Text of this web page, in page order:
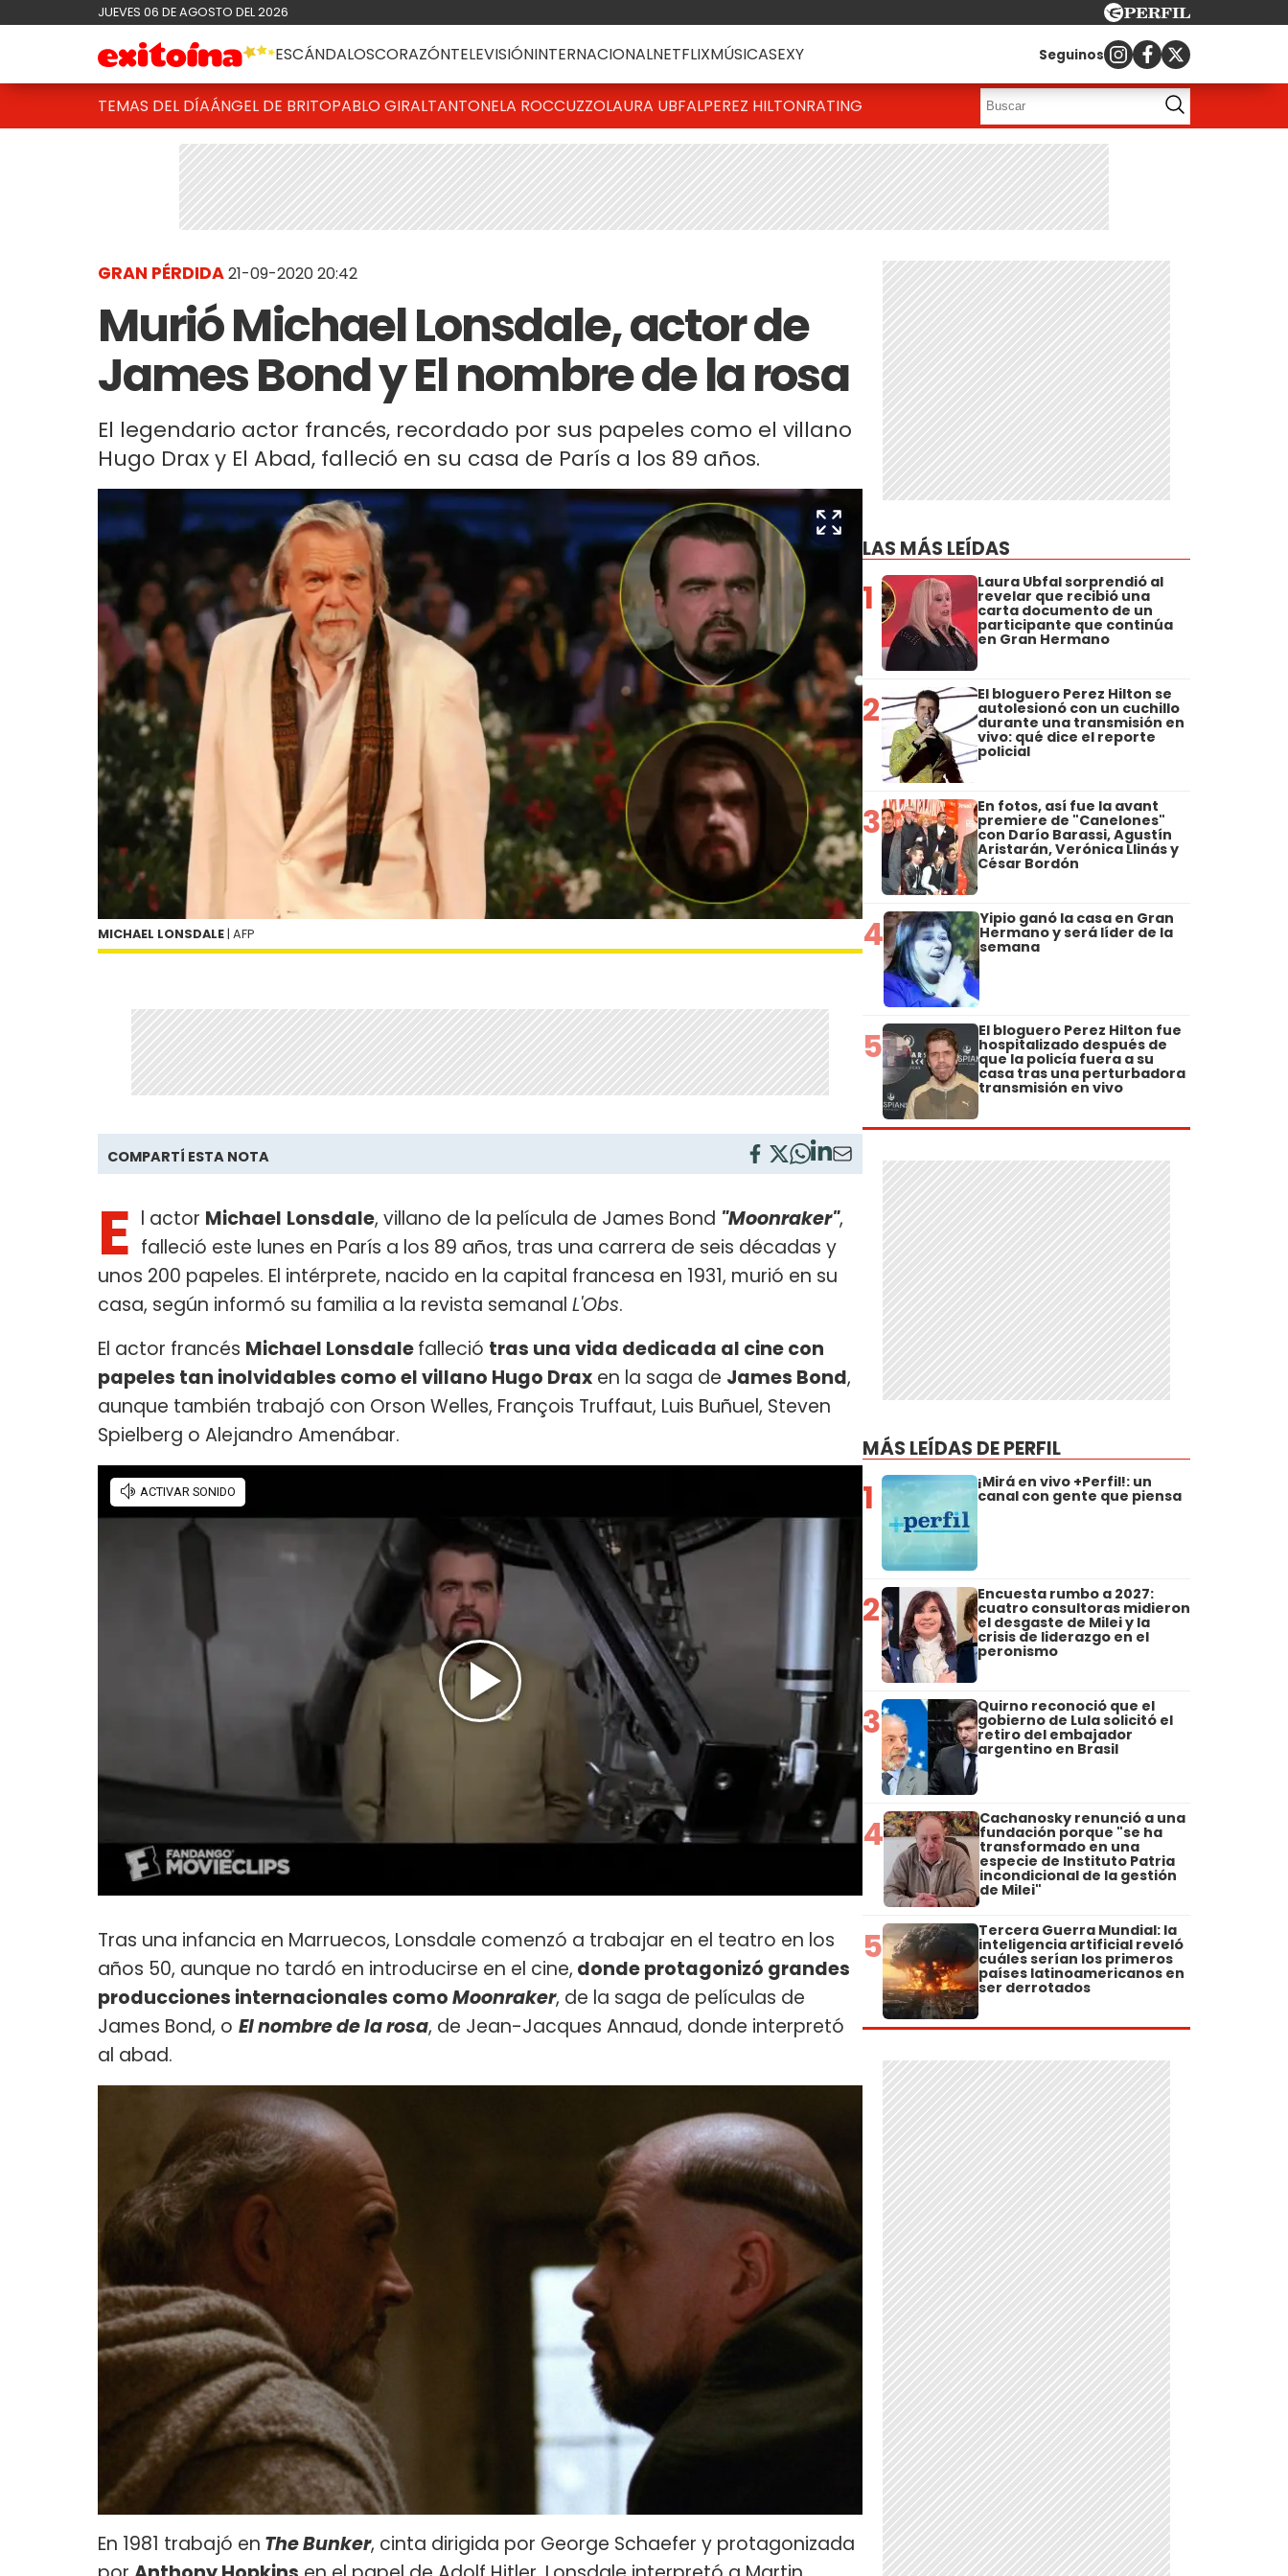
JUEVES 06 DE AGOSTO DEL 2026
ESCÁNDALOSCORAZÓNTELEVISIÓNINTERNACIONALNETFLIXMÚSICASEXY Seguinos
TEMAS DEL DÍAÁNGEL DE BRITOPABLO GIRALTANTONELA ROCCUZZOLAURA UBFALPEREZ HILTONRATING
GRAN PÉRDIDA21-09-2020 20:42
Murió Michael Lonsdale, actor de
James Bond y El nombre de la rosa
El legendario actor francés, recordado por sus papeles como el villano
Hugo Drax y El Abad, falleció en su casa de París a los 89 años.
MICHAEL LONSDALE | AFP
COMPARTÍ ESTA NOTA
E l actor Michael Lonsdale, villano de la película de James Bond "Moonraker",
falleció este lunes en París a los 89 años, tras una carrera de seis décadas y
unos 200 papeles. El intérprete, nacido en la capital francesa en 1931, murió en su
casa, según informó su familia a la revista semanal L'Obs.
El actor francés Michael Lonsdalefalleció tras una vida dedicada al cine con
papeles tan inolvidables como el villano Hugo Drax en la saga de James Bond,
aunque también trabajó con Orson Welles, François Truffaut, Luis Buñuel, Steven
Spielberg o Alejandro Amenábar.
Tras una infancia en Marruecos, Lonsdale comenzó a trabajar en el teatro en los
años 50, aunque no tardó en introducirse en el cine, donde protagonizó grandes
producciones internacionales comoMoonraker, de la saga de películas de
James Bond, o El nombre de la rosa, de Jean-Jacques Annaud, donde interpretó
al abad.
En 1981 trabajó en The Bunker, cinta dirigida por George Schaefer y protagonizada
LAS MÁS LEÍDAS
1 Laura Ubfal sorprendió al
revelar que recibió una
carta documento de un
participante que continúa
en Gran Hermano
2 El bloguero Perez Hilton se
autolesionó con un cuchillo
durante una transmisión en
vivo: qué dice el reporte
policial
3 En fotos, así fue la avant
premiere de "Canelones"
con Darío Barassi, Agustín
Aristarán, Verónica Llinás y
César Bordón
4 Yipio ganó la casa en Gran
Hermano y será líder de la
semana
5 El bloguero Perez Hilton fue
hospitalizado después de
que la policía fuera a su
casa tras una perturbadora
transmisión en vivo
MÁS LEÍDAS DE PERFIL
1 ¡Mirá en vivo +Perfil!: un
canal con gente que piensa
2 Encuesta rumbo a 2027:
cuatro consultoras midieron
el desgaste de Milei y la
crisis de liderazgo en el
peronismo
3 Quirno reconoció que el
gobierno de Lula solicitó el
retiro del embajador
argentino en Brasil
4 Cachanosky renunció a una
fundación porque "se ha
transformado en una
especie de Instituto Patria
incondicional de la gestión
de Milei"
5 Tercera Guerra Mundial: la
inteligencia artificial reveló
cuáles serían los primeros
países latinoamericanos en
ser derrotados